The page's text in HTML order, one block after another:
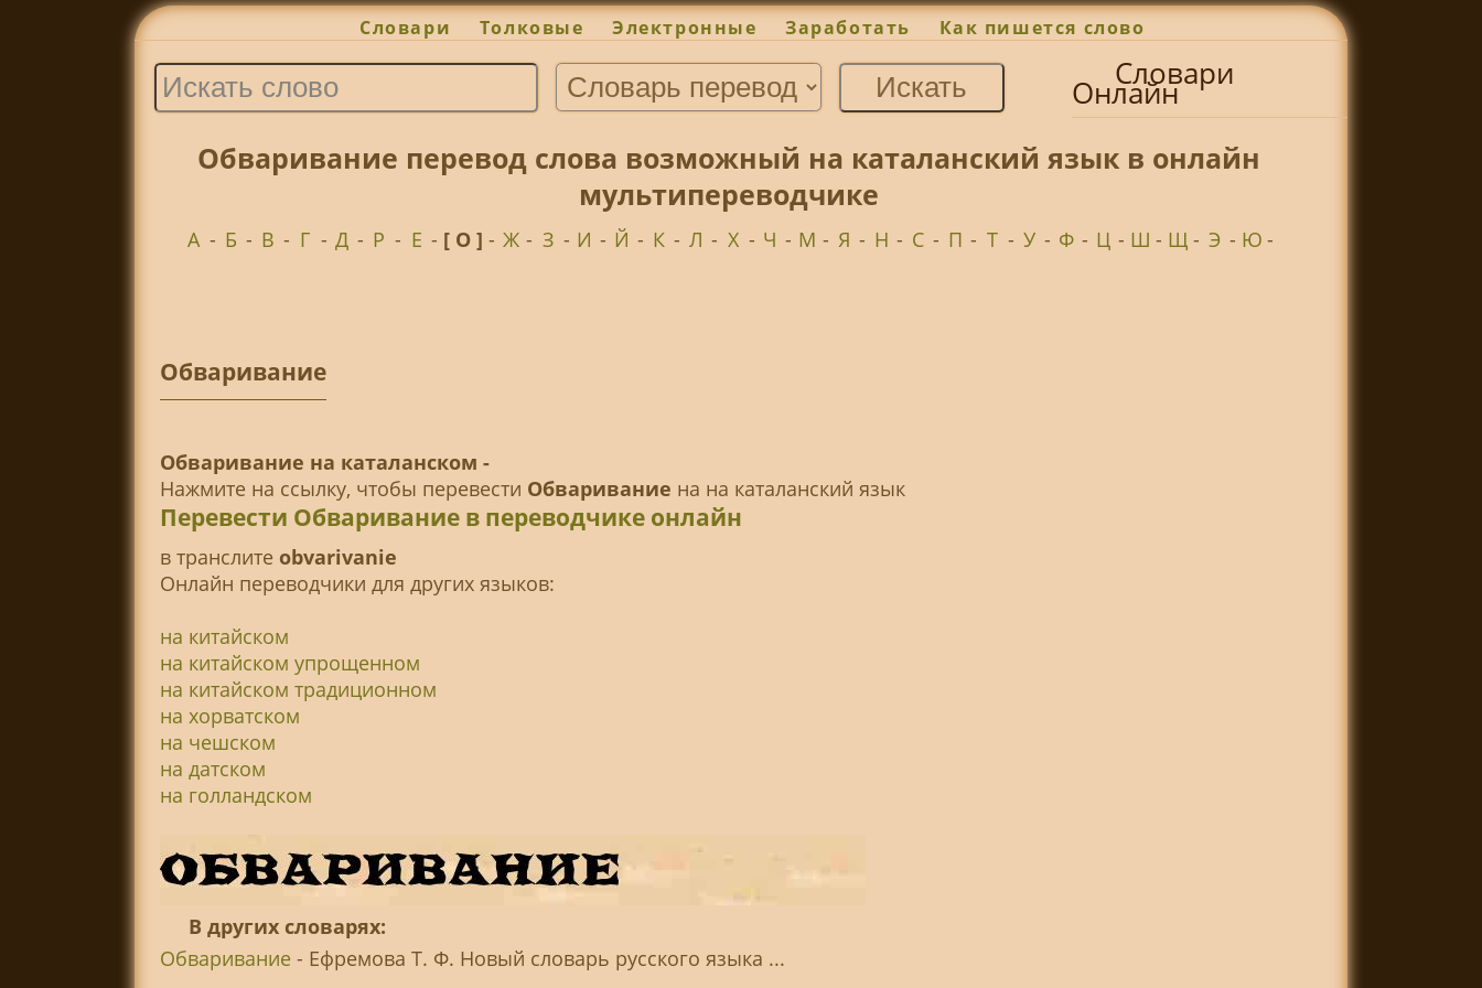
Словари Толковые Электронные Заработать Как пишется слово
Словари
Онлайн
Обваривание перевод слова возможный на каталанский язык в онлайн
мультипереводчике
А - Б - В - Г - Д - Р - Е - [ О ]- Ж - З - И - Й - К - Л - Х - Ч - М - Я - Н - С - П - Т - У - Ф - Ц - Ш - Щ- Э - Ю-
Обваривание
Обваривание на каталанском -
Нажмите на ссылку, чтобы перевести Обваривание на на каталанский язык
Перевести Обваривание в переводчике онлайн
в транслитe obvarivanie
Онлайн переводчики для других языков:
на китайском
на китайском упрощенном
на китайском традиционном
на хорватском
на чешском
на датском
на голландском
В других словарях:
Обваривание - Ефремова Т. Ф. Новый словарь русского языка ...